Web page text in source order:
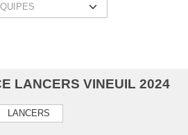
LANCERS VINEUIL 2024
LANCERS